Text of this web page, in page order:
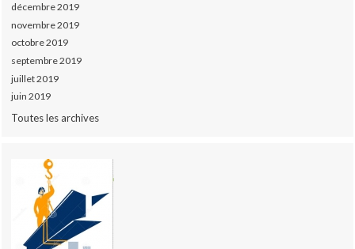
décembre 2019
novembre 2019
octobre 2019
septembre 2019
juillet 2019
juin 2019
Toutes les archives